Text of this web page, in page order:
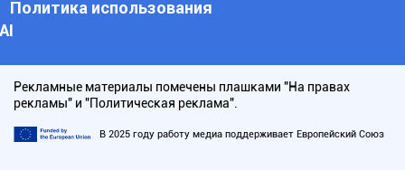
Политика использования
АI
Рекламные материалы помечены плашками "На правах
рекламы" и "Политическая реклама".
В 2025 году работу медиа поддерживает Европейский Союз